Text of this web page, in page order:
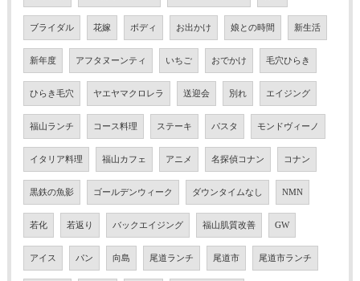
ブライダル 花嫁 ボディ お出かけ 娘との時間 新生活
新年度 アフタヌーンティ いちご おでかけ 毛穴ひらき
ひらき毛穴 ヤエヤマクロレラ 送迎会 別れ エイジング
福山ランチ コース料理 ステーキ パスタ モンドヴィーノ
イタリア料理 福山カフェ アニメ 名探偵コナン コナン
黒鉄の魚影 ゴールデンウィーク ダウンタイムなし NMN
若化 若返り バックエイジング 福山肌質改善 GW
アイス パン 向島 尾道ランチ 尾道市 尾道市ランチ